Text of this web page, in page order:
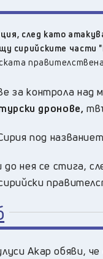
след като
сирийските части
за контрола над
дронове,
под
нея се стига,
Акар обяви, че